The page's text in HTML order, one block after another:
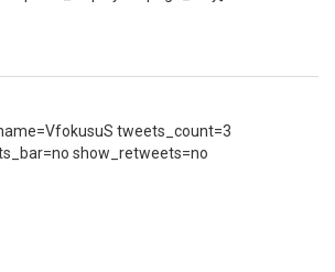
tweets_count=3
show_retweets=no